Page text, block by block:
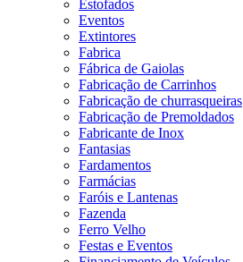
Estofados
Eventos
Extintores
Fabrica
Fábrica de Gaiolas
Fabricação de Carrinhos
Fabricação de churrasqueiras
Fabricação de Premoldados
Fabricante de Inox
Fantasias
Fardamentos
Farmácias
Faróis e Lantenas
Fazenda
Ferro Velho
Festas e Eventos